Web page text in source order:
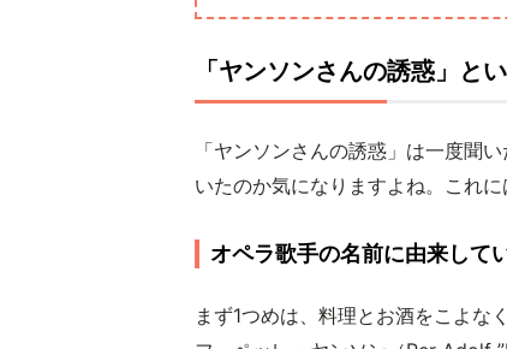
「ヤンソンさんの誘惑」と
「ヤンソンさんの誘惑」は一度聞
いたのか気になりますよね。これ
オペラ歌手の名前に由来して
まず1つめは、料理とお酒をこよな